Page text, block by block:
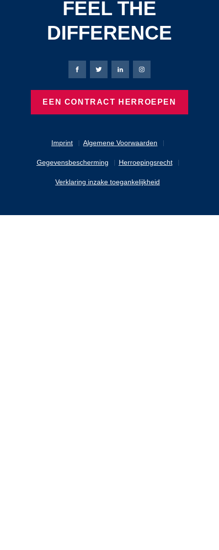
FEEL THE
DIFFERENCE
Imprint Algemene Voorwaarden
Gegevensbescherming Herroepingsrecht
Verklaring inzake toegankelijkheid
Bierbaum-Proenen Facebook-pagina
Bierbaum-Proenen X-pagina
Bierbaum-Proenen
Bierbaum-Proenen
EEN CONTRACT HERROEPEN